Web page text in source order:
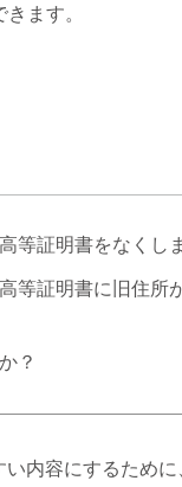
ます。
等証明書をなくし
等証明書に旧住
？
内容にするために